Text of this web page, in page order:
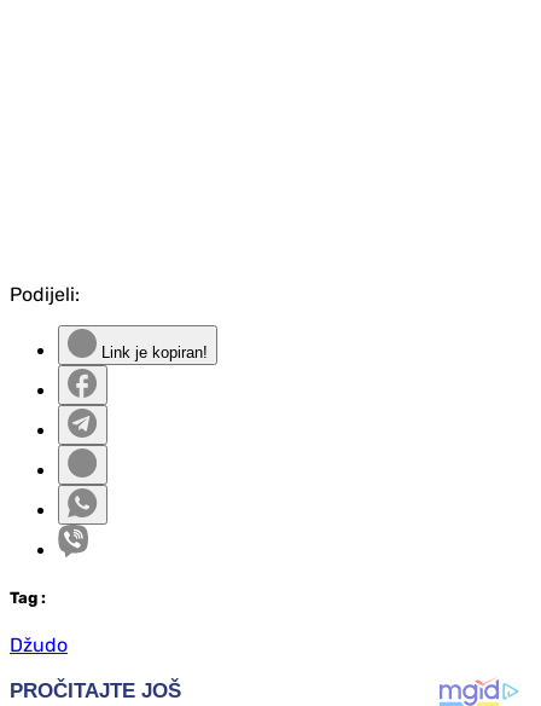
Podijeli:
Link je kopiran!
Tag :
Džudo